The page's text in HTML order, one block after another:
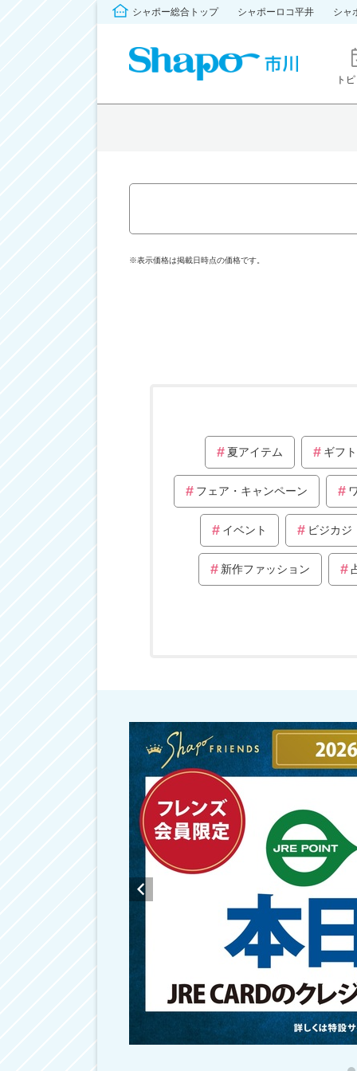
シャポー総合トップ シャポーロコ平井 シャ
ト
※表示価格は掲載日時点の価格です。
夏アイテム ギフ
フェア・キャンペーン
イベント ビジカジ
新作ファッション